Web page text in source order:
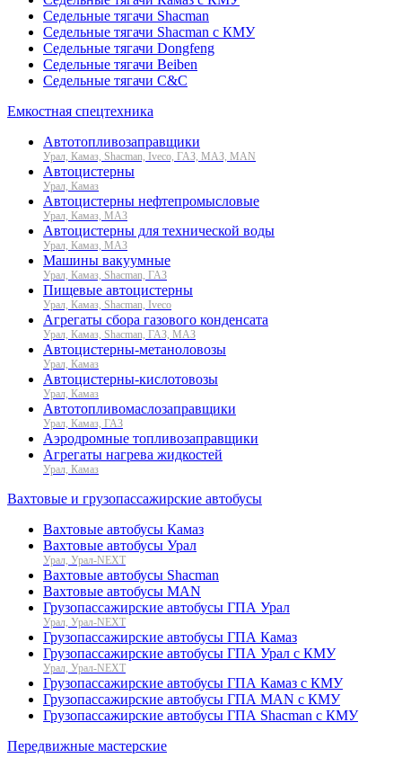
Седельные тягачи Shacman
Седельные тягачи Shacman с КМУ
Седельные тягачи Dongfeng
Седельные тягачи Beiben
Седельные тягачи C&C
Емкостная спецтехника
Автотопливозаправщики
Урал, Камаз, Shacman, Iveco, ГАЗ, МАЗ, MAN
Автоцистерны
Урал, Камаз
Автоцистерны нефтепромысловые
Урал, Камаз, МАЗ
Автоцистерны для технической воды
Урал, Камаз, МАЗ
Машины вакуумные
Урал, Камаз, Shacman, ГАЗ
Пищевые автоцистерны
Урал, Камаз, Shacman, Iveco
Агрегаты сбора газового конденсата
Урал, Камаз, Shacman, ГАЗ, МАЗ
Автоцистерны-метаноловозы
Урал, Камаз
Автоцистерны-кислотовозы
Урал, Камаз
Автотопливомаслозаправщики
Урал, Камаз, ГАЗ
Аэродромные топливозаправщики
Агрегаты нагрева жидкостей
Урал, Камаз
Вахтовые и грузопассажирские автобусы
Вахтовые автобусы Камаз
Вахтовые автобусы Урал
Урал, Урал-NEXT
Вахтовые автобусы Shacman
Вахтовые автобусы MAN
Грузопассажирские автобусы ГПА Урал
Урал, Урал-NEXT
Грузопассажирские автобусы ГПА Камаз
Грузопассажирские автобусы ГПА Урал с КМУ
Урал, Урал-NEXT
Грузопассажирские автобусы ГПА Камаз с КМУ
Грузопассажирские автобусы ГПА MAN с КМУ
Грузопассажирские автобусы ГПА Shacman с КМУ
Передвижные мастерские